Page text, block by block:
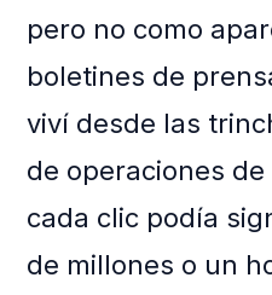
pero no como
boletines de
viví desde las
de operaciones
cada clic podía
de millones o un